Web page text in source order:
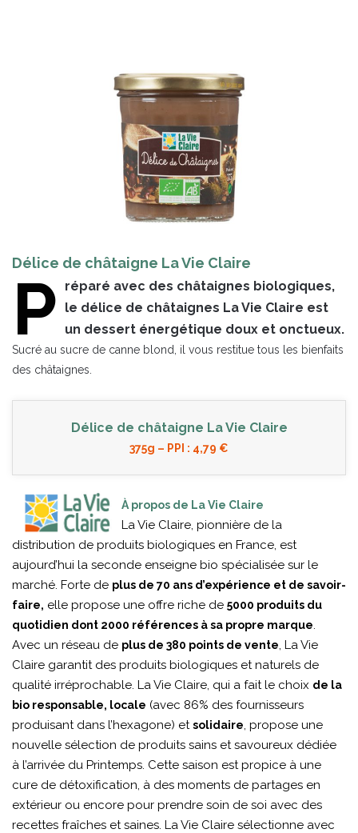
Délice de châtaigne La Vie Claire
P
réparé avec des châtaignes biologiques,
le délice de châtaignes La Vie Claire est
un dessert énergétique doux et onctueux.
Sucré au sucre de canne blond, il vous restitue tous les bienfaits
des châtaignes.
Délice de châtaigne La Vie Claire
375g – PPI : 4,79 €
À propos de La Vie Claire
La Vie Claire, pionnière de la
distribution de produits biologiques en France, est
aujourd’hui la seconde enseigne bio spécialisée sur le
marché. Forte de plus de 70 ans d’expérience et de savoir-
faire, elle propose une offre riche de 5000 produits du
quotidien dont 2000 références à sa propre marque.
Avec un réseau de plus de 380 points de vente, La Vie
Claire garantit des produits biologiques et naturels de
qualité irréprochable. La Vie Claire, qui a fait le choix de la
bio responsable, locale (avec 86% des fournisseurs
produisant dans l’hexagone) etsolidaire, propose une
nouvelle sélection de produits sains et savoureux dédiée
à l’arrivée du Printemps. Cette saison est propice à une
cure de détoxification, à des moments de partages en
extérieur ou encore pour prendre soin de soi avec des
recettes fraîches et saines. La Vie Claire sélectionne avec